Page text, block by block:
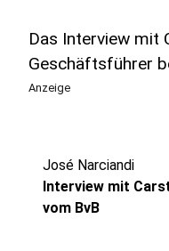
Das Interview mit
Geschäftsführer
Anzeige
José Narciandi
Interview mit
vom BvB